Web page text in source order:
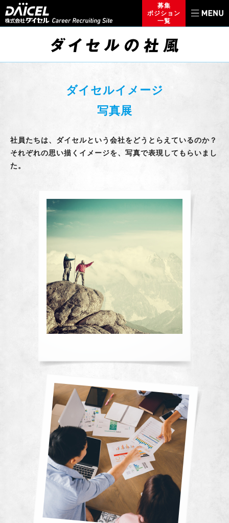
募集
ポジション
一覧
ダイセルイメージ
写真展
社員たちは、ダイセルという会社をどうとらえているのか？
それぞれの思い描くイメージを、写真で表現してもらいまし
た。